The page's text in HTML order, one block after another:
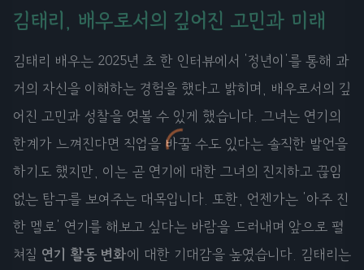
김태리, 배우로서의 깊어진 고민과 미래
김태리 배우는 2025년 초 한 인터뷰에서 '정년이'를 통해 과
거의 자신을 이해하는 경험을 했다고 밝히며, 배우로서의 깊
어진 고민과 성찰을 엿볼 수 있게 했습니다. 그녀는 연기의
한계가 느껴진다면 직업을 바꿀 수도 있다는 솔직한 발언을
하기도 했지만, 이는 곧 연기에 대한 그녀의 진지하고 끊임
없는 탐구를 보여주는 대목입니다. 또한, 언젠가는 '아주 진
한 멜로' 연기를 해보고 싶다는 바람을 드러내며 앞으로 펼
쳐질 연기 활동 변화에 대한 기대감을 높였습니다. 김태리는